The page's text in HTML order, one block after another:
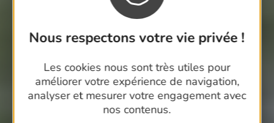
Nous respectons votre vie privée !
Les cookies nous sont très utiles pour
améliorer votre expérience de navigation,
analyser et mesurer votre engagement avec
nos contenus.